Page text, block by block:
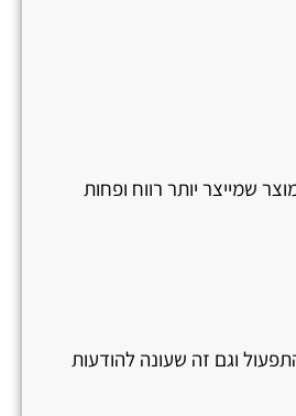
שמייצר יותר רווח ופחות
וגם זה שעונה להודעות